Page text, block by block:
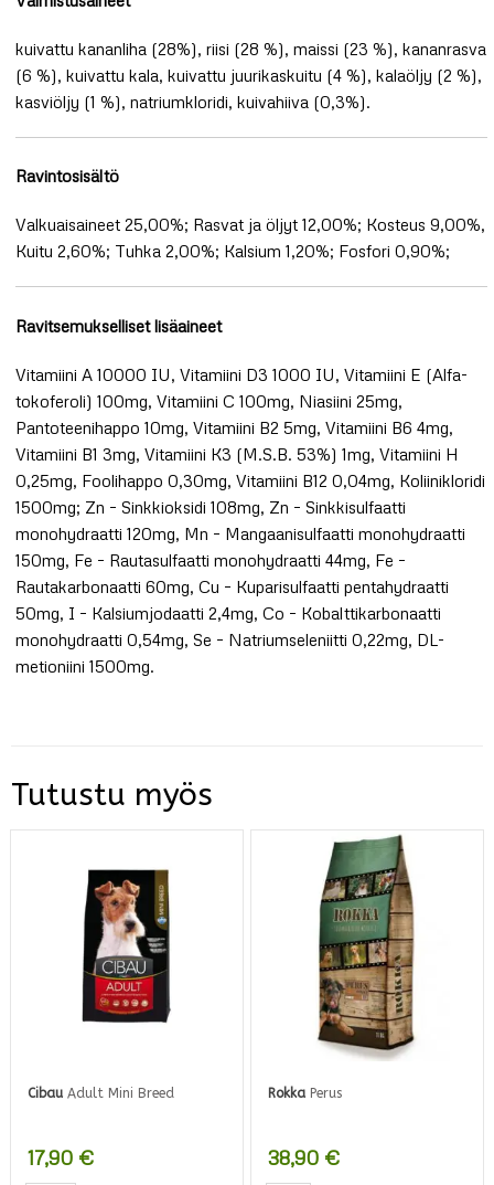
kuivattu kananliha (28%), riisi (28 %), maissi (23 %), kananrasva
(6 %), kuivattu kala, kuivattu juurikaskuitu (4 %), kalaöljy (2 %),
kasviöljy (1 %), natriumkloridi, kuivahiiva (0,3%).
Ravintosisältö
Valkuaisaineet 25,00%; Rasvat ja öljyt 12,00%; Kosteus 9,00%,
Kuitu 2,60%; Tuhka 2,00%; Kalsium 1,20%; Fosfori 0,90%;
Ravitsemukselliset lisäaineet
Vitamiini A 10000 IU, Vitamiini D3 1000 IU, Vitamiini E (Alfa-
tokoferoli) 100mg, Vitamiini C 100mg, Niasiini 25mg,
Pantoteenihappo 10mg, Vitamiini B2 5mg, Vitamiini B6 4mg,
Vitamiini B1 3mg, Vitamiini K3 (M.S.B. 53%) 1mg, Vitamiini H
0,25mg, Foolihappo 0,30mg, Vitamiini B12 0,04mg, Koliinikloridi
1500mg; Zn – Sinkkioksidi 108mg, Zn – Sinkkisulfaatti
monohydraatti 120mg, Mn – Mangaanisulfaatti monohydraatti
150mg, Fe – Rautasulfaatti monohydraatti 44mg, Fe –
Rautakarbonaatti 60mg, Cu – Kuparisulfaatti pentahydraatti
50mg, I – Kalsiumjodaatti 2,4mg, Co – Kobalttikarbonaatti
monohydraatti 0,54mg, Se – Natriumseleniitti 0,22mg, DL-
metioniini 1500mg.
Tutustu myös
Cibau Adult Mini Breed
17,90 €
Rokka Perus
38,90 €